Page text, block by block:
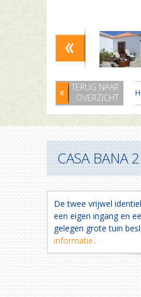
TERUG NAAR
OVERZICHT
CASA BANA
De twee vrijwel
een eigen ingang en
gelegen grote tuin
informatie..